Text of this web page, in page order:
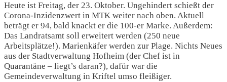
Heute ist Freitag, der 23. Oktober. Ungehindert schießt der
Corona-Inzidenzwert in MTK weiter nach oben. Aktuell
beträgt er 94, bald knackt er die 100-er Marke. Außerdem:
Das Landratsamt soll erweitert werden (250 neue
Arbeitsplätze!). Marienkäfer werden zur Plage. Nichts Neues
aus der Stadtverwaltung Hofheim (der Chef ist in
Quarantäne – liegt’s daran?), dafür war die
Gemeindeverwaltung in Kriftel umso fleißiger.